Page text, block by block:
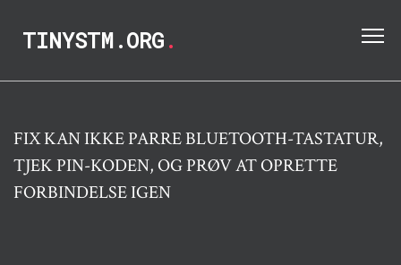
TINYSTM.ORG.
FIX KAN IKKE PARRE BLUETOOTH-TASTATUR,
TJEK PIN-KODEN, OG PRØV AT OPRETTE
FORBINDELSE IGEN